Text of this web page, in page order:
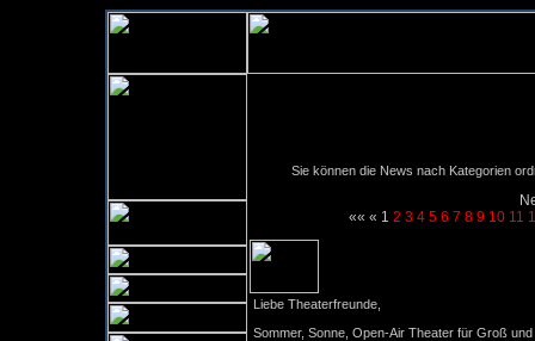
Sie können die News nach Kategorien
«« « 1 2 3 4 5 6 7 8 9 10 11
Liebe Theaterfreunde,
Sommer, Sonne, Open-Air Theater für Groß und